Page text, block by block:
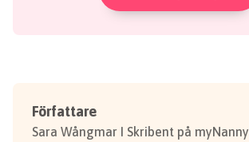
Författare
Sara Wångmar I Skribent på myNanny